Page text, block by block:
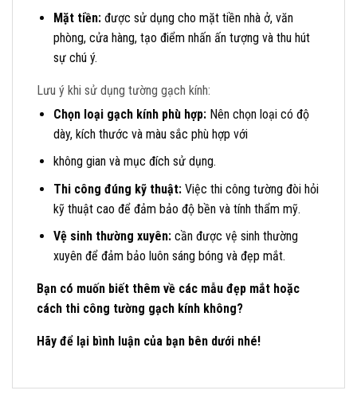
Mặt tiền:được sử dụng cho mặt tiền nhà ở, văn
phòng, cửa hàng, tạo điểm nhấn ấn tượng và thu hút
sự chú ý.
Lưu ý khi sử dụng tường gạch kính:
Chọn loại gạch kính phù hợp:Nên chọn loại có độ
dày, kích thước và màu sắc phù hợp với
không gian và mục đích sử dụng.
Thi công đúng kỹ thuật:Việc thi công tường đòi hỏi
kỹ thuật cao để đảm bảo độ bền và tính thẩm mỹ.
Vệ sinh thường xuyên:cần được vệ sinh thường
xuyên để đảm bảo luôn sáng bóng và đẹp mắt.
Bạn có muốn biết thêm về các mẫu đẹp mắt hoặc
cách thi công tường gạch kính không?
Hãy để lại bình luận của bạn bên dưới nhé!